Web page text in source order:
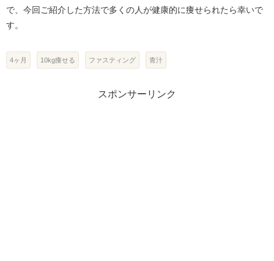
で、今回ご紹介した方法で多くの人が健康的に痩せられたら幸いで
す。
4ヶ月 10kg痩せる ファスティング 青汁
スポンサーリンク